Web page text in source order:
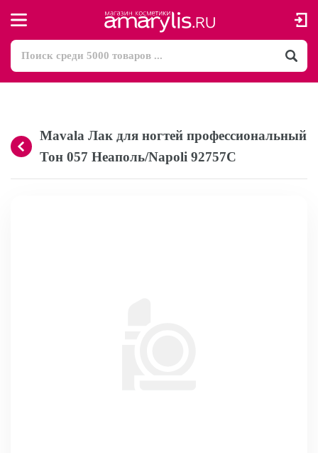
Mavala Лак для ногтей профессиональный
Тон 057 Неаполь/Napoli 92757С